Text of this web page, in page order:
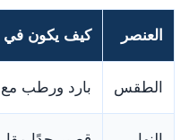
العنصر كيف يكون في
الطقس بارد ورطب مع